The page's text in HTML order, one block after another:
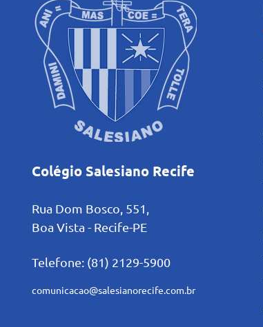
Colégio Salesiano Recife
Rua Dom Bosco, 551,
Boa Vista - Recife-PE
Telefone: (81) 2129-5900
comunicacao@salesianorecife.com.br